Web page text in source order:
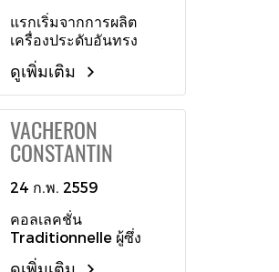
วอเตอร์ ลังเงอ (Walter
Lange) เหลนชายของ
Ferdinand Adolph
Lange ได้ใช้ความกล้า
หาญในกอบกู้และเปิดตัว
จวบจน ณ วันนี้ที่ A.
Lange & Söhneประดิษฐ์
แต่ทำจากวัสดุล้ำค่า เช่น
ทองคำและแพลตทินั่ม
ทั้งหมดยังบรรจุด้วยเหล่า
กลไกชั้นยอดที่ผ่านการ
ประดิษฐ์ตกแต่งและ
เป็นนาฬิกากลไกซับซ้อน
โดดเด่นไม่เหมือนใคร
แรกเริ่มจากการผลิต
เครื่องประดับอันทรง
คุณค่าจนเป็นที่รู้จักของ
คนทั่วโลกแล้ว Cartier
ยังทุ่มเทกับการ
สร้างสรรค์เครื่องบอก
เวลาขึ้นมาอย่างมี
ศักยภาพ ตั้งแต่อดีตจวบ
จนปัจจุบัน จึงทำให้
แบรนด์นี้เป็นที่สนใจ
นาฬิกาที่มีกลไกซับซ้อน
ที่มีประวัติอันยาวนาน
ทุกๆปีจะมีผลงานใหม่ที่
ดูเพิ่มเติม
VACHERON
CONSTANTIN
24 ก.พ. 2559
คอลเลคชั่น
Traditionnelle ผู้ซึ่ง
พิสูจน์ถึงสัมพันธภาพอัน
ดูเพิ่มเติม